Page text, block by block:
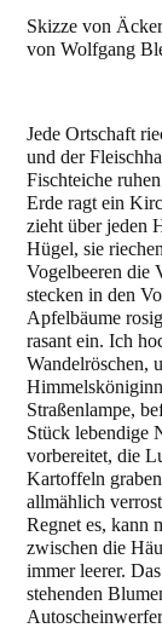
Skizze von
von Wolfgang
Jede Ortschaft
und der
Fischteiche
Erde ragt ein
zieht über jeden
Hügel, sie
Vogelbeeren die
stecken in den
Apfelbäume
rasant ein. Ich
Wandelröschen,
Straßenlampe,
Stück lebendige
vorbereitet, die
Kartoffeln
allmählich
Regnet es, kann
zwischen die
immer leerer.
stehenden